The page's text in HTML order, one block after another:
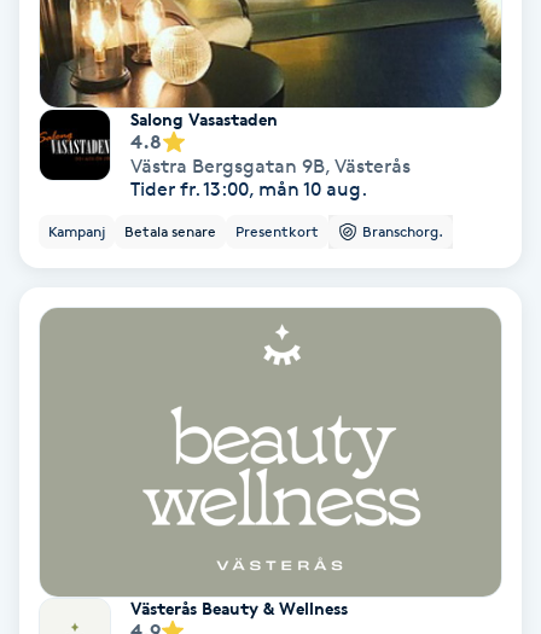
Läpptatuering
Makeup
Manikyr & Pedikyr
Massage
Medicinsk massage
Salong Vasastaden
4.8
Västra Bergsgatan 9B, Västerås
Tider fr. 13:00, mån 10 aug.
Kampanj Betala senare Presentkort Branschorg.
Västerås Beauty & Wellness